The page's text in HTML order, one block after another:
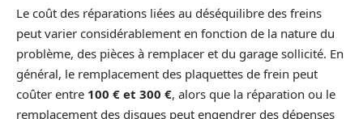
Le coût des réparations liées au déséquilibre des freins
peut varier considérablement en fonction de la nature du
problème, des pièces à remplacer et du garage sollicité. En
général, le remplacement des plaquettes de frein peut
coûter entre 100 € et 300 €, alors que la réparation ou le
remplacement des disques peut engendrer des dépenses